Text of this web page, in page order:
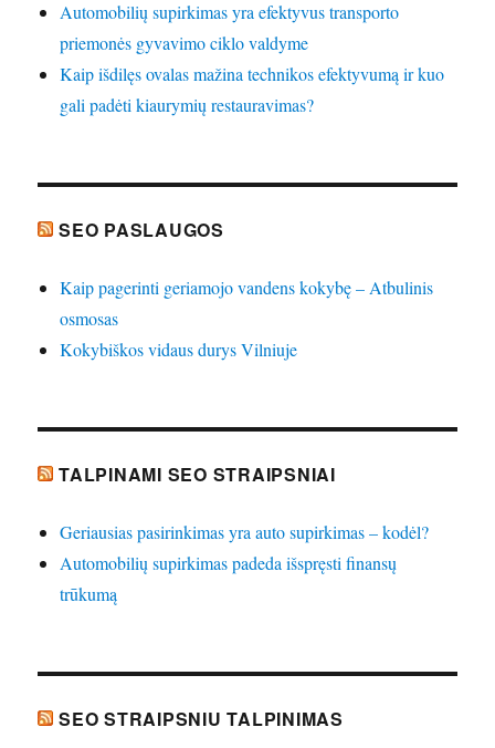
Automobilių supirkimas yra efektyvus transporto
priemonės gyvavimo ciklo valdyme
Kaip išdilęs ovalas mažina technikos efektyvumą ir kuo
gali padėti kiaurymių restauravimas?
SEO PASLAUGOS
Kaip pagerinti geriamojo vandens kokybę – Atbulinis
osmosas
Kokybiškos vidaus durys Vilniuje
TALPINAMI SEO STRAIPSNIAI
Geriausias pasirinkimas yra auto supirkimas – kodėl?
Automobilių supirkimas padeda išspręsti finansų
trūkumą
SEO STRAIPSNIU TALPINIMAS